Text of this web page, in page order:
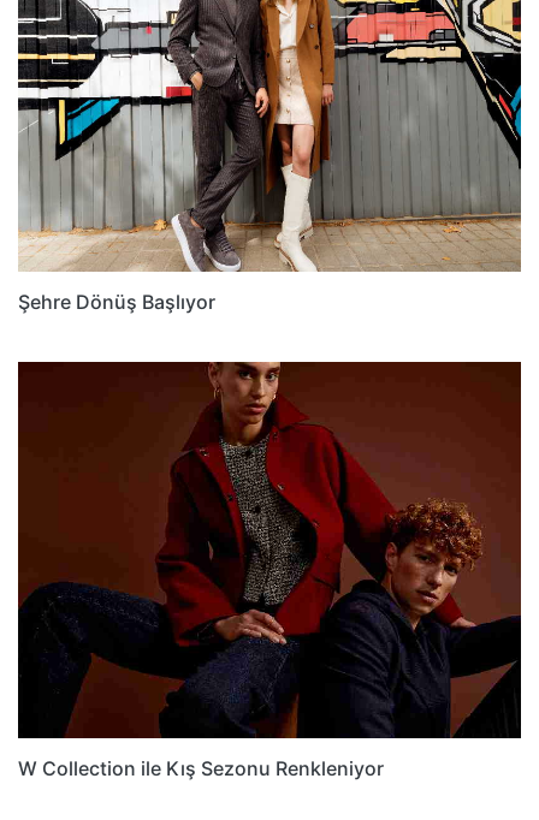
Şehre Dönüş Başlıyor
W Collection ile Kış Sezonu Renkleniyor